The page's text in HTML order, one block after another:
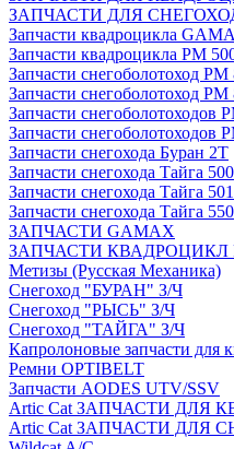
ЗАПЧАСТИ ДЛЯ
Запчасти квадроцикла
Запчасти квадроцикла РМ
Запчасти снегоболотоход
Запчасти снегоболотоход
Запчасти
Запчасти
Запчасти снегохода Буран 2Т
Запчасти снегохода Тайга 500
Запчасти снегохода Тайга
Запчасти снегохода Тайга 550
ЗАПЧАСТИ GAMAX
ЗАПЧАСТИ КВАДРОЦИКЛ
Метизы (Русская Механика)
Снегоход "БУРАН" З/Ч
Снегоход "РЫСЬ" З/Ч
Снегоход "ТАЙГА" З/Ч
Капролоновые запчасти для
Ремни OPTIBELT
Запчасти AODES UTV/SSV
Artic Cat ЗАПЧАСТИ ДЛЯ
Artic Cat ЗАПЧАСТИ ДЛЯ